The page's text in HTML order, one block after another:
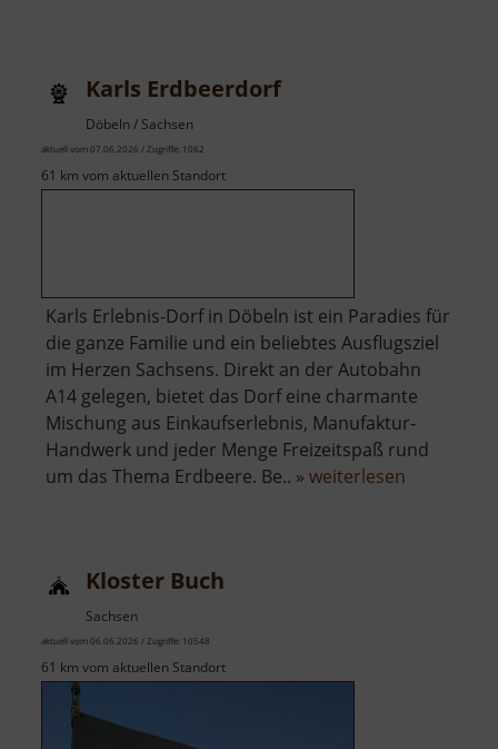
Karls Erdbeerdorf
Döbeln / Sachsen
aktuell vom 07.06.2026 / Zugriffe: 1062
61 km vom aktuellen Standort
Karls Erlebnis-Dorf in Döbeln ist ein Paradies für
die ganze Familie und ein beliebtes Ausflugsziel
im Herzen Sachsens. Direkt an der Autobahn
A14 gelegen, bietet das Dorf eine charmante
Mischung aus Einkaufserlebnis, Manufaktur-
Handwerk und jeder Menge Freizeitspaß rund
um das Thema Erdbeere. Be.. » weiterlesen
Kloster Buch
Sachsen
aktuell vom 06.06.2026 / Zugriffe: 10548
61 km vom aktuellen Standort